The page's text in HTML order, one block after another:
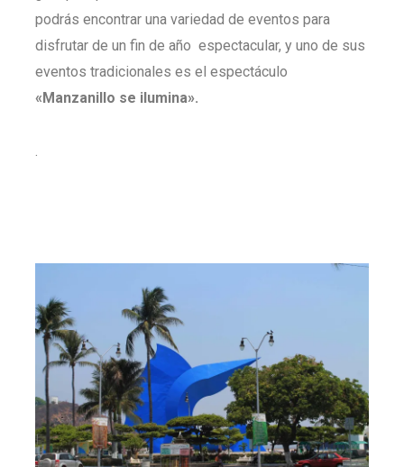
podrás encontrar una variedad de eventos para
disfrutar de un fin de año espectacular, y uno de sus
eventos tradicionales es el espectáculo
«Manzanillo se ilumina».